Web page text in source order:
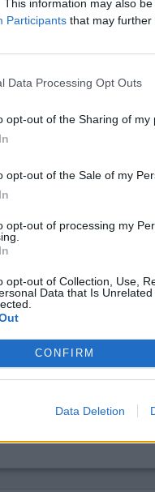
This information may also
Participants that may further
Data Processing Opt Outs
opt-out of the Sharing of my
opt-out of the Sale of my
opt-out of processing my
opt-out of Collection, Use,
Data that Is
CONFIRM
Data Deletion
Effectiviteit
genezing
voor: 3x per dag 1 g, ik
heftig ziek van werd,
Hoeveelheid
neem
nu toe,
wel nog afwachten
terug normaal zijn